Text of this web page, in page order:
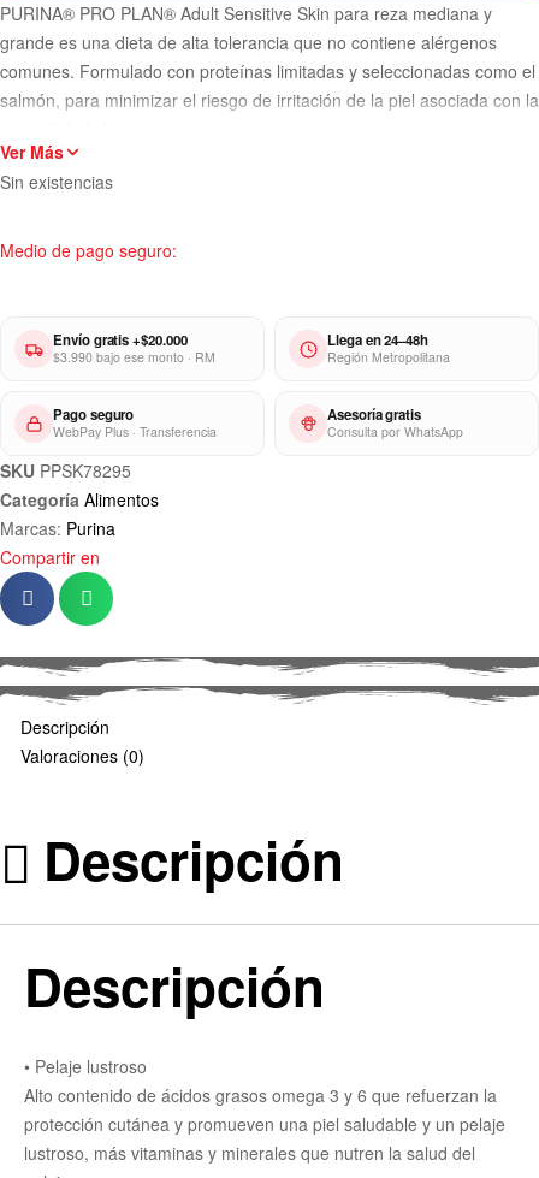
PURINA® PRO PLAN® Adult Sensitive Skin para reza mediana y
grande es una dieta de alta tolerancia que no contiene alérgenos
comunes. Formulado con proteínas limitadas y seleccionadas como el
salmón, para minimizar el riesgo de irritación de la piel asociada con la
Ver Más
Sin existencias
Medio de pago seguro:
Envío gratis +$20.000
$3.990 bajo ese monto · RM
Llega en 24–48h
Región Metropolitana
Pago seguro
WebPay Plus · Transferencia
Asesoría gratis
Consulta por WhatsApp
SKU PPSK78295
Categoría Alimentos
Marcas: Purina
Compartir en
Descripción
Valoraciones (0)
Descripción
Descripción
• Pelaje lustroso
Alto contenido de ácidos grasos omega 3 y 6 que refuerzan la
protección cutánea y promueven una piel saludable y un pelaje
lustroso, más vitaminas y minerales que nutren la salud del